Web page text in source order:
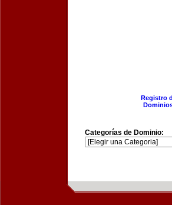
Registro
Categorías de Dominio: